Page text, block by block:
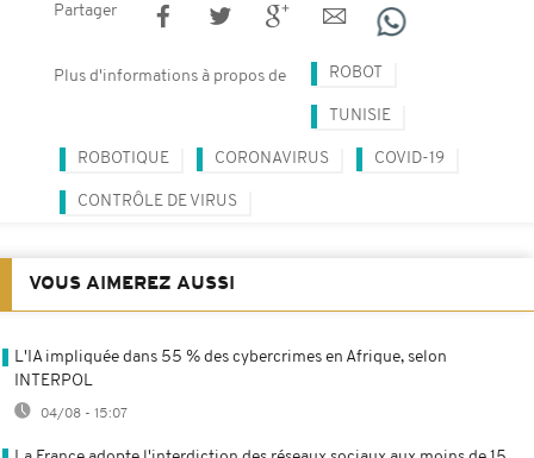
Partager
Plus d'informations à propos de ROBOT
TUNISIE
ROBOTIQUE CORONAVIRUS COVID-19
CONTRÔLE DE VIRUS
VOUS AIMEREZ AUSSI
L'IA impliquée dans 55 % des cybercrimes en Afrique, selon
INTERPOL
04/08 - 15:07